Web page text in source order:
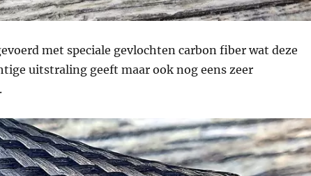
met speciale gevlochten carbon fiber wat deze
uitstraling geeft maar ook nog eens zeer